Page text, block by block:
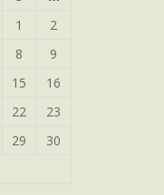
1
2
8
9
15
16
22
23
29
30